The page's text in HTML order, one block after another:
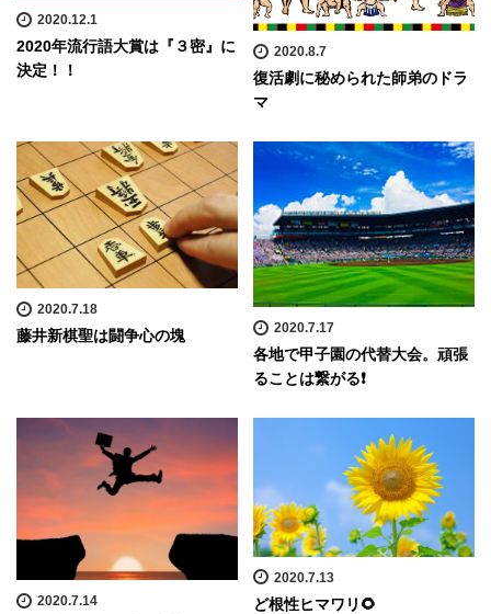
2020.12.1
2020年流行語大賞は『３密』に
決定！！
2020.8.7
復活劇に秘められた師弟のドラ
マ
2020.7.18
藤井新棋聖は闘争心の塊 2020.7.17
各地で甲子園の代替大会。頑張
ることは繋がる❗️
2020.7.14
2020.7.13
ど根性ヒマワリ🌻